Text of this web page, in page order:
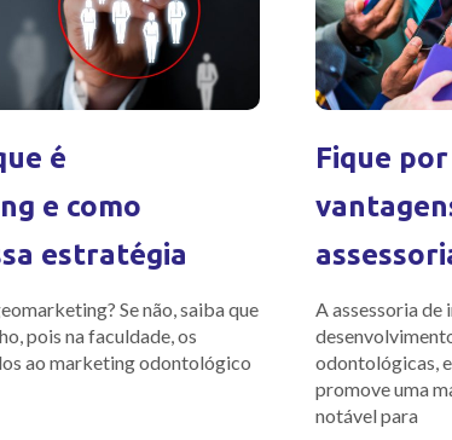
é
e como
estratégia
Se não, saiba que
pois na faculdade, os
ao marketing odontológico
Fique
A assessoria de
odontológicas,
promove uma
notável para